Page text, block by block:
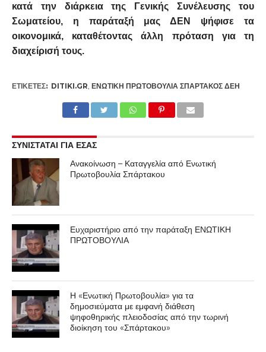
κατά την διάρκεια της Γενικής Συνέλευσης του
Σωματείου, η παράταξή μας ΔΕΝ ψήφισε τα
οικονομικά, καταθέτοντας άλλη πρόταση για τη
διαχείρισή τους.
ΕΤΙΚΕΤΕΣ: DITIKI.GR ΕΝΩΤΙΚΉ ΠΡΩΤΟΒΟΥΛΊΑ ΣΠΑΡΤΑΚΟΣ ΔΕΗ
ΣΥΝΙΣΤΑΤΑΙ ΓΙΑ ΕΣΑΣ
Ανακοίνωση – Καταγγελία από Ενωτική
Πρωτοβουλία Σπάρτακου
Ευχαριστήριο από την παράταξη ΕΝΩΤΙΚΗ
ΠΡΩΤΟΒΟΥΛΙΑ
Η «Ενωτική Πρωτοβουλία» για τα
δημοσιεύματα με εμφανή διάθεση
ψηφοθηρικής πλειοδοσίας από την τωρινή
διοίκηση του «Σπάρτακου»